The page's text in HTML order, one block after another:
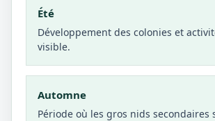
Été
Développement des colonies et
visible.
Automne
Période où les gros nids secondaires